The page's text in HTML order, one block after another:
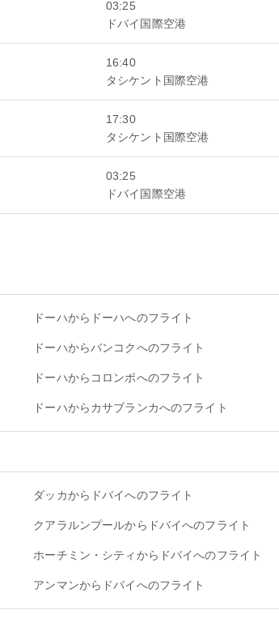
03:25
ドバイ国際空港
16:40
タシケント国際空港
17:30
タシケント国際空港
03:25
ドバイ国際空港
ドーハからドーハへのフライト
ドーハからバンコクへのフライト
ドーハからコロンボへのフライト
ドーハからカサブランカへのフライト
ダッカからドバイへのフライト
クアラルンプールからドバイへのフライト
ホーチミン・シティからドバイへのフライト
アンマンからドバイへのフライト